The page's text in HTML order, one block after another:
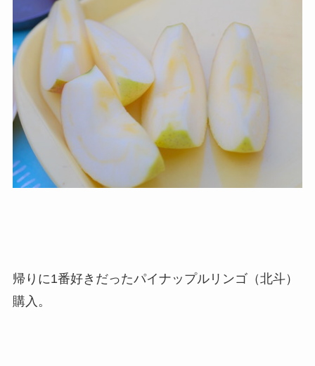
帰りに1番好きだったパイナップルリンゴ（北斗）
購入。